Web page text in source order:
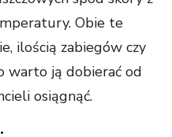
Obie te
ilością zabiegów czy
warto ją dobierać od
osiągnąć.